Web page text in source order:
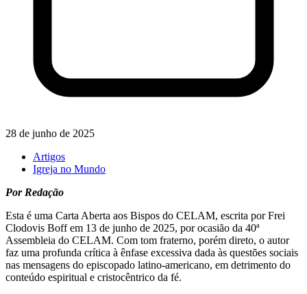
28 de junho de 2025
Artigos
Igreja no Mundo
Por Redação
Esta é uma Carta Aberta aos Bispos do CELAM, escrita por Frei
Clodovis Boff em 13 de junho de 2025, por ocasião da 40ª
Assembleia do CELAM. Com tom fraterno, porém direto, o autor
faz uma profunda crítica à ênfase excessiva dada às questões sociais
nas mensagens do episcopado latino-americano, em detrimento do
conteúdo espiritual e cristocêntrico da fé.